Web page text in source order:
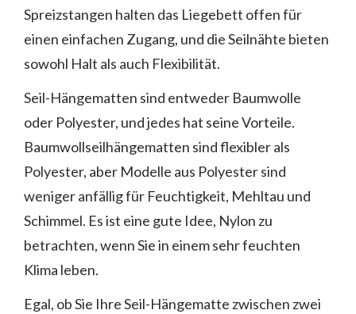
Spreizstangen halten das Liegebett offen für
einen einfachen Zugang, und die Seilnähte bieten
sowohl Halt als auch Flexibilität.
Seil-Hängematten sind entweder Baumwolle
oder Polyester, und jedes hat seine Vorteile.
Baumwollseilhängematten sind flexibler als
Polyester, aber Modelle aus Polyester sind
weniger anfällig für Feuchtigkeit, Mehltau und
Schimmel. Es ist eine gute Idee, Nylon zu
betrachten, wenn Sie in einem sehr feuchten
Klima leben.
Egal, ob Sie Ihre Seil-Hängematte zwischen zwei